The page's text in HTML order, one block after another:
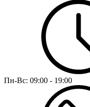
Пн-Вс: 09:00 - 19:00